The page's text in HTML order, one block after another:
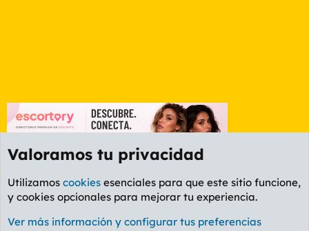
Foro General
Cookies PL OLDSTYLE AMARILLO
Valoramos tu privacidad
Utilizamos cookies esenciales para que este sitio funcione,
y cookies opcionales para mejorar tu experiencia.
Ver más información y configurar tus preferencias